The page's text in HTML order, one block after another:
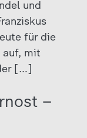
und
für die
auf, mit
[…]
–